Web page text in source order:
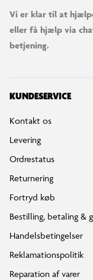
Vi er klar til at
eller få hjælp via
betjening.
KUNDESERVICE
Kontakt os
Levering
Ordrestatus
Returnering
Fortryd køb
Bestilling, betaling &
Handelsbetingelser
Reklamationspolitik
Reparation af varer